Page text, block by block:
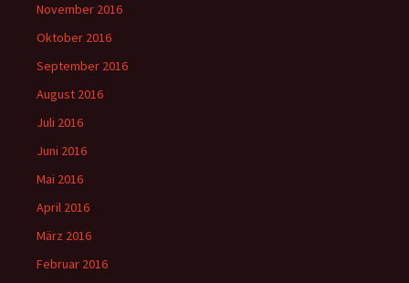
November 2016
Oktober 2016
September 2016
August 2016
Juli 2016
Juni 2016
Mai 2016
April 2016
März 2016
Februar 2016